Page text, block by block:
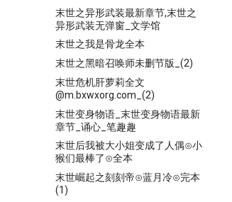
末世之异形武装最新章节,末世之
异形武装无弹窗_文学馆
末世之我是骨龙全本
末世之黑暗召唤师未删节版_(2)
末世危机肝萝莉全文
@m.bxwxorg.com_(2)
末世变身物语_末世变身物语最新
章节_诵心_笔趣趣
末世后我被大小姐变成了人偶⊙小
猴们最棒了⊙全本
末世崛起之刻刻帝⊙蓝月冷⊙完本
(1)